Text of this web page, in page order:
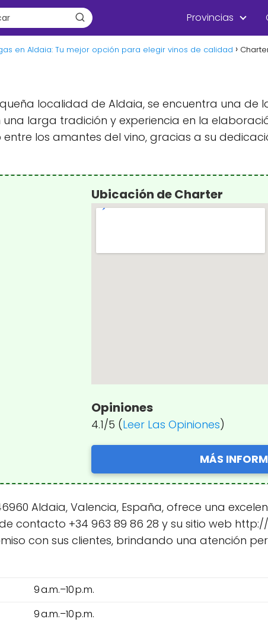
Provincias
en Aldaia: Tu mejor opción para elegir vinos de calidad
localidad de Aldaia, se encuentra una de
larga tradición y experiencia en la
los amantes del vino, gracias a su
Ubicación de Charter
Opiniones
4.1/5 (Leer Las Opiniones)
MÁS
Aldaia, Valencia, España, ofrece una
contacto +34 963 89 86 28 y su sitio web
con sus clientes, brindando una atención
9 a.m.–10 p.m.
9 a.m.–10 p.m.